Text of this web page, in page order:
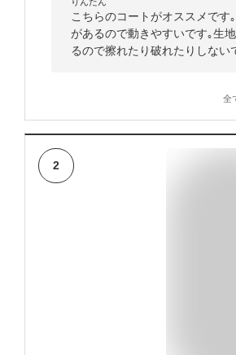
こちらのコートがオススメで
があるので動きやすいです｡生
るので擦れたり破れたりしない
全
2